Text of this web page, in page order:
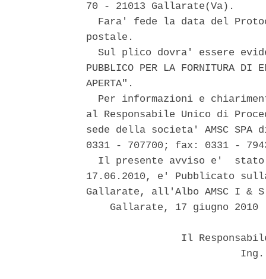
70 - 21013 Gallarate(Va).
Fara' fede la data del
postale.
Sul plico dovra' essere
PUBBLICO PER LA FORNITURA DI
APERTA".
Per informazioni e
al Responsabile Unico di
sede della societa' AMSC
0331 - 707700; fax: 0331 -
Il presente avviso e'
17.06.2010, e' Pubblicato
Gallarate, all'Albo AMSC I &
    Gallarate, 17 giugno 2010
Il